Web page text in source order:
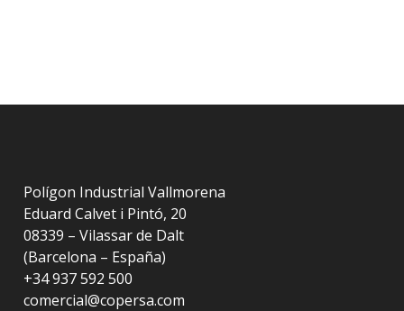
Polígon Industrial Vallmorena
Eduard Calvet i Pintó, 20
08339 – Vilassar de Dalt
(Barcelona – España)
+34 937 592 500
comercial@copersa.com